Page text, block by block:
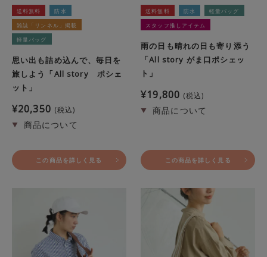
送料無料
防水
雑誌「リンネル」掲載
軽量バッグ
思い出も詰め込んで、毎日を
旅しよう「All story ポシェ
ット」
¥20,350 税込
この商品を詳しく見る
送料無料 防水
軽量バッグ
スタッフ推しアイテム
雨の日も晴れの日も寄り添う
「All story がま口ポシェッ
ト」
¥19,800 税込
この商品を詳しく見る